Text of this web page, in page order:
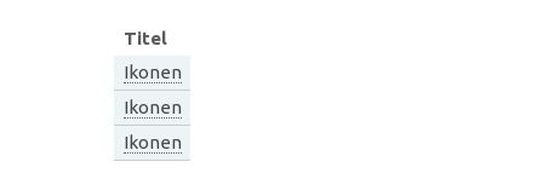
Titel
Ikonen
Ikonen
Ikonen